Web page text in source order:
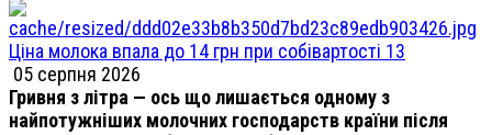
Ціна молока впала до 14 грн при собівартості 13
05 серпня 2026
Гривня з літра — ось що лишається одному з
найпотужніших молочних господарств країни після